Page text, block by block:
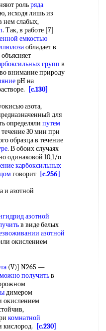
рольряда
исходя лишь из
нем слабых,
. Так, в работе [7]
емкостью
обладает в
групп в
внимание природу
pH на
[c.130]
азота,
для
определяли путем
30 мин при
образца в течение
. В обоих случаях
одинаковой 10,1/о
карбоксильных
говорит [c.256]
азотной
азотной
в виде белых
азотной
окислением
(V)] N265 —
можно получитьв
димером
окислением
комнатной
кислород. [c.230]